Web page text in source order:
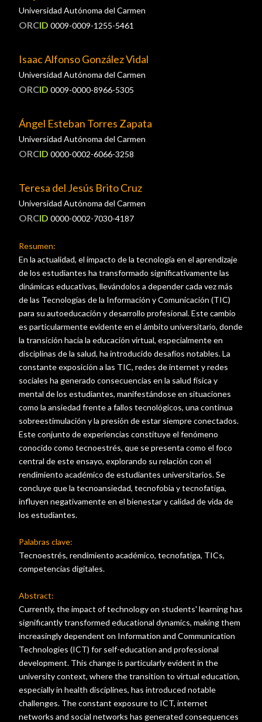
Universidad Autónoma del Carmen
ORCID 0009-0009-1255-5461
Isaac Alfonso González Vidal
Universidad Autónoma del Carmen
ORCID 0009-0000-8966-5305
Ángel Esteban Torres Zapata
Universidad Autónoma del Carmen
ORCID 0000-0002-6066-3258
Teresa del Jesús Brito Cruz
Universidad Autónoma del Carmen
ORCID 0000-0002-7030-4187
Resumen:
En la actualidad, el impacto de la tecnología en el aprendizaje
de los estudiantes ha transformado significativamente las
dinámicas educativas, llevándolos a depender cada vez más
de las Tecnologías de la Información y Comunicación (TIC)
para su autoeducación y desarrollo profesional. Este cambio
es particularmente evidente en el ámbito universitario, donde
la transición hacia la educación virtual, especialmente en
disciplinas de la salud, ha introducido desafíos notables. La
constante exposición a las TIC, redes de internet y redes
sociales ha generado consecuencias en la salud física y
mental de los estudiantes, manifestándose en situaciones
como la ansiedad frente a fallos tecnológicos, una continua
sobreestimulación y la presión de estar siempre conectados.
Este conjunto de experiencias constituye el fenómeno
conocido como tecnoestrés, que se presenta como el foco
central de este ensayo, explorando su relación con el
rendimiento académico de estudiantes universitarios. Se
concluye que la tecnoansiedad, tecnofobia y tecnofatiga,
influyen negativamente en el bienestar y calidad de vida de
los estudiantes.
Palabras clave:
Tecnoestrés, rendimiento académico, tecnofatiga, TICs,
competencias digitales.
Abstract:
Currently, the impact of technology on students' learning has
significantly transformed educational dynamics, making them
increasingly dependent on Information and Communication
Technologies (ICT) for self-education and professional
development. This change is particularly evident in the
university context, where the transition to virtual education,
especially in health disciplines, has introduced notable
challenges. The constant exposure to ICT, internet
networks and social networks has generated consequences